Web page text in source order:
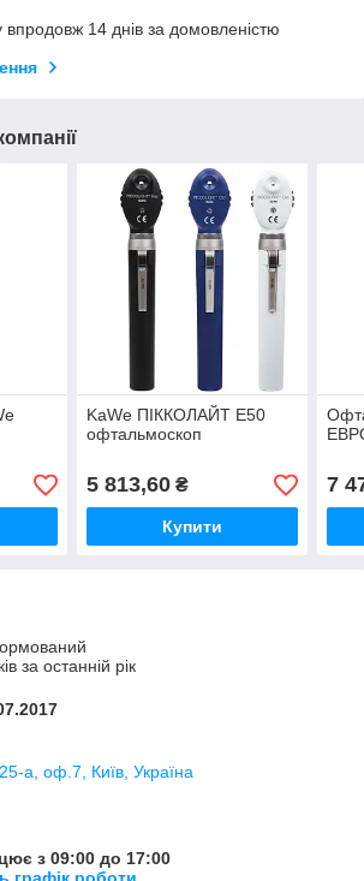
14 днів за домовленістю
KaWe ПІККОЛАЙТ E50
офтальмоскоп
5 813,60₴
Купити
7
за останній рік
а, оф.7, Київ, Україна
з 09:00 до 17:00